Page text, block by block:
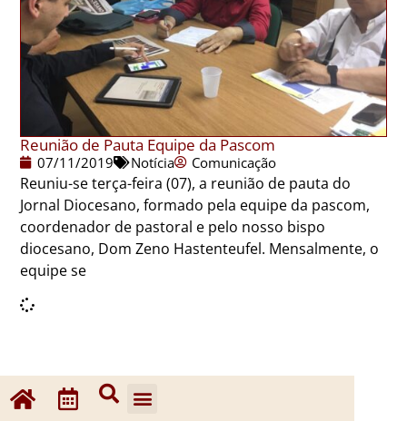
Reunião de Pauta Equipe da Pascom
07/11/2019 Notícia Comunicação
Reuniu-se terça-feira (07), a reunião de pauta do
Jornal Diocesano, formado pela equipe da pascom,
coordenador de pastoral e pelo nosso bispo
diocesano, Dom Zeno Hastenteufel. Mensalmente, o
equipe se